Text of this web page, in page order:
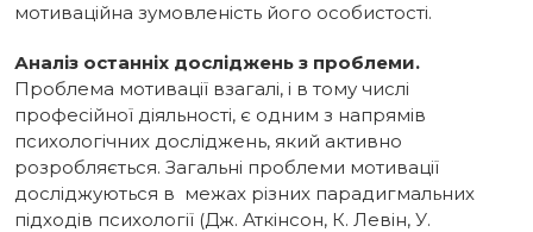
мотиваційна зумовленість його особистості.
Аналіз останніх досліджень з проблеми.
Проблема мотивації взагалі, і в тому числі
професійної діяльності, є одним з напрямів
психологічних досліджень, який активно
розробляється. Загальні проблеми мотивації
досліджуються в межах різних парадигмальних
підходів психології (Дж. Аткінсон, К. Левін, У.